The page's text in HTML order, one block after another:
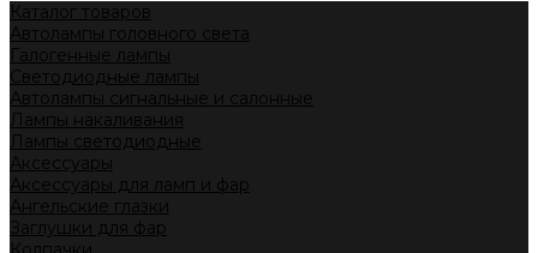
Каталог товаров
Автолампы головного света
Галогенные лампы
Светодиодные лампы
Автолампы сигнальные и салонные
Лампы накаливания
Лампы светодиодные
Аксессуары
Аксессуары для ламп и фар
Ангельские глазки
Заглушки для фар